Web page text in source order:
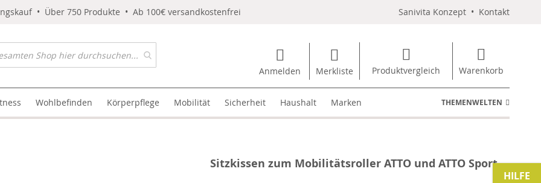
• Über 750 Produkte • Ab 100€ versandkostenfrei Sanivita Konzept • Kontakt
Anmelden Merkliste Produktvergleich Warenkorb
Wohlbefinden Körperpflege Mobilität Sicherheit Haushalt Marken THEMENWELTEN
Sitzkissen zum Mobilitätsroller ATTO und ATTO Sport
HILFE